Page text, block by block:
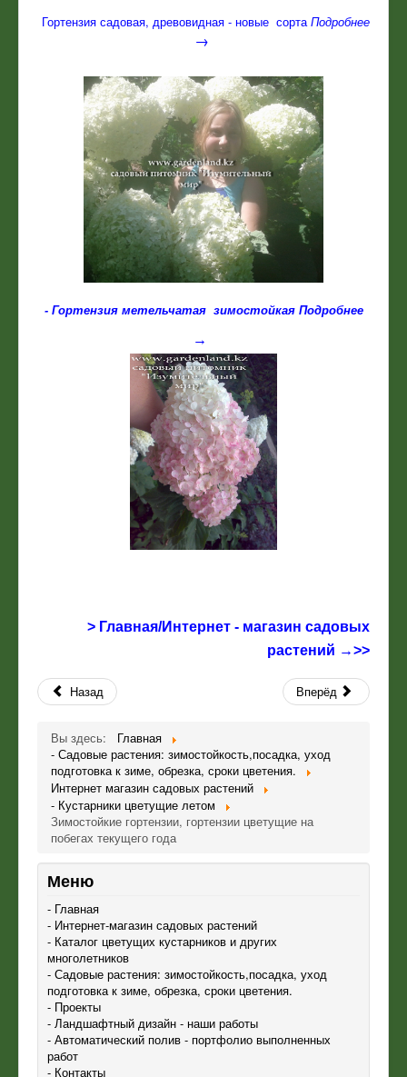
Гортензия садовая, древовидная - новые сортаПодробнее
→
- Гортензия метельчатая зимостойкая Подробнее
→
> Главная/Интернет - магазин садовых
растений →>>
Назад Вперёд
Вы здесь:
Главная
- Садовые растения: зимостойкость,посадка, уход
подготовка к зиме, обрезка, сроки цветения.
Интернет магазин садовых растений
- Кустарники цветущие летом
Зимостойкие гортензии, гортензии цветущие на
побегах текущего года
Меню
- Главная
- Интернет-магазин садовых растений
- Каталог цветущих кустарников и других
многолетников
- Садовые растения: зимостойкость,посадка, уход
подготовка к зиме, обрезка, сроки цветения.
- Проекты
- Ландшафтный дизайн - наши работы
- Автоматический полив - портфолио выполненных
работ
- Контакты